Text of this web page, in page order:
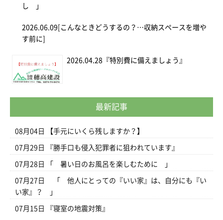
し 」
2026.06.09 [こんなときどうするの？…収納スペースを増や
す前に]
2026.04.28 『特別費に備えましょう』
最新記事
08月04日 【手元にいくら残しますか？】
07月29日 『勝手口も侵入犯罪者に狙われています』
07月28日 「 暑い日のお風呂を楽しむために 」
07月27日
「 他人にとっての『いい家』は、自分にも『い
い家』？ 」
07月15日 『寝室の地震対策』